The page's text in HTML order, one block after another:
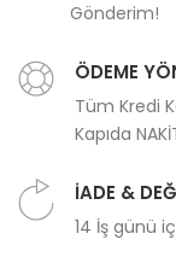
Gönderim!
ÖDEME
Tüm Kredi
Kapıda
İADE &
14 İş günü